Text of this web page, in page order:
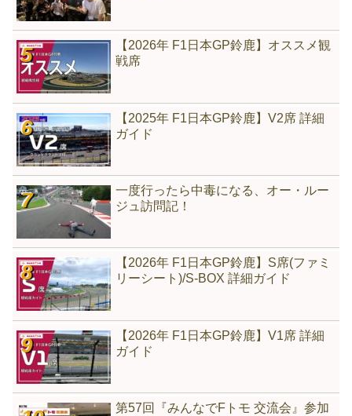
【2026年 F1日本GP鈴鹿】オススメ観
戦席
【2025年 F1日本GP鈴鹿】V2席 詳細
ガイド
一度行ったら中毒になる、オー・ルー
ジュ訪問記！
【2026年 F1日本GP鈴鹿】S席(ファミ
リーシート)/S-BOX 詳細ガイド
【2026年 F1日本GP鈴鹿】V1席 詳細
ガイド
第57回『みんなでFトモ 交流会』参加